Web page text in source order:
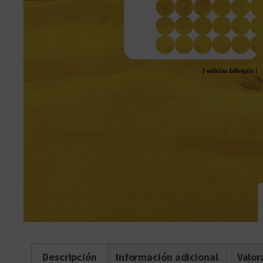
Descripción Información adicional